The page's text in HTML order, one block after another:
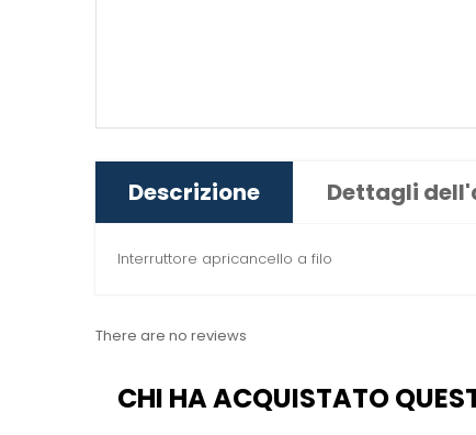
Descrizione Dettagli
Interruttore apricancello a filo
There are no reviews
CHI HA ACQUISTATO